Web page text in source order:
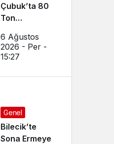
Çubuk’ta 80
Ton
6 Ağustos
2026 - Per -
15:27
Genel
Bilecik’te
Sona Ermeye